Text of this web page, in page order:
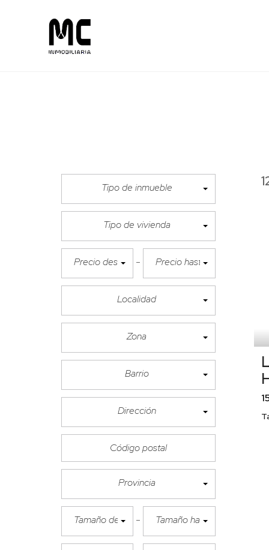
Tipo de inmueble
Tipo de vivienda
Precio desde Precio hasta
Localidad
Zona
Barrio
Dirección
Provincia
Tamaño desde Tamaño hasta